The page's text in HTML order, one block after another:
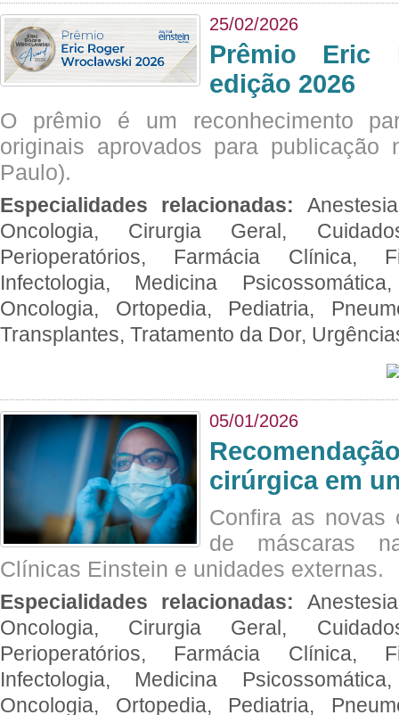
25/02/2026
Prêmio Eric
edição 2026
O prêmio é um reconhecimento
originais aprovados para publicação
Paulo).
Especialidades relacionadas:
Oncologia, Cirurgia Geral,
Perioperatórios, Farmácia Clínica,
Infectologia, Medicina
Oncologia, Ortopedia, Pediatria,
Transplantes, Tratamento da Dor,
05/01/2026
cirúrgica em
Confira as novas
de máscaras
Clínicas Einstein e unidades externas.
Especialidades relacionadas:
Oncologia, Cirurgia Geral,
Perioperatórios, Farmácia Clínica,
Infectologia, Medicina
Oncologia, Ortopedia, Pediatria,